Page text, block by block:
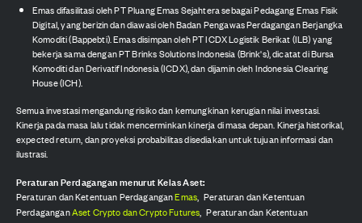
Emas difasilitasi oleh PT Pluang Emas Sejahtera sebagai Pedagang Emas Fisik
Digital, yang berizin dan diawasi oleh Badan Pengawas Perdagangan Berjangka
Komoditi (Bappebti). Emas disimpan oleh PT ICDX Logistik Berikat (ILB) yang
bekerja sama dengan PT Brinks Solutions Indonesia (Brink's), dicatat di Bursa
Komoditi dan Derivatif Indonesia (ICDX), dan dijamin oleh Indonesia Clearing
House (ICH).
Semua investasi mengandung risiko dan kemungkinan kerugian nilai investasi.
Kinerja pada masa lalu tidak mencerminkan kinerja di masa depan. Kinerja historikal,
expected return, dan proyeksi probabilitas disediakan untuk tujuan informasi dan
ilustrasi.
Peraturan Perdagangan menurut Kelas Aset:
Peraturan dan Ketentuan PerdaganganEmas, Peraturan dan Ketentuan
PerdaganganAset Crypto dan Crypto Futures, Peraturan dan Ketentuan